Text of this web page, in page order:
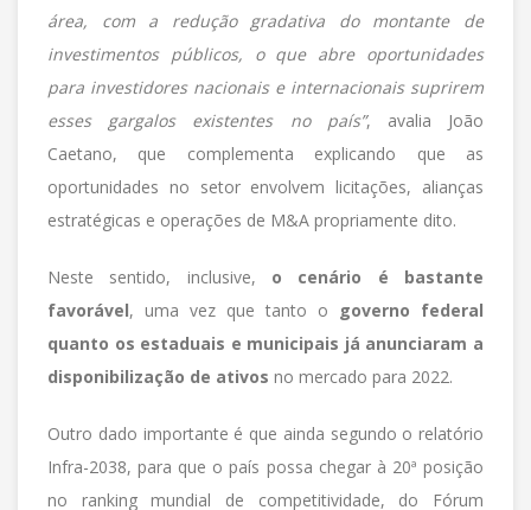
área, com a redução gradativa do montante de
investimentos públicos, o que abre oportunidades
para investidores nacionais e internacionais suprirem
esses gargalos existentes no país”, avalia João
Caetano, que complementa explicando que as
oportunidades no setor envolvem licitações, alianças
estratégicas e operações de M&A propriamente dito.
Neste sentido, inclusive,
o cenário é bastante
favorável, uma vez que tanto o
governo federal
quanto os estaduais e municipais já anunciaram a
disponibilização de ativos no mercado para 2022.
Outro dado importante é que ainda segundo o relatório
Infra-2038, para que o país possa chegar à 20ª posição
no ranking mundial de competitividade, do Fórum